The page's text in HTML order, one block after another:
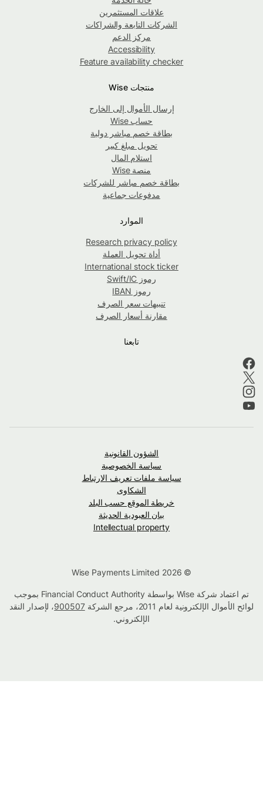
علاقات المستثمرين
الشركات التابعة والشراكات
مركز الدعم
Accessibility
Feature availability checker
منتجات Wise
إرسال الأموال إلى الخارج
حساب Wise
بطاقة خصم مباشر دولية
تحويل مبلغ كبير
استلام المال
منصة Wise
بطاقة خصم مباشر للشركات
مدفوعات جماعية
الموارد
Research privacy policy
أداة تحويل العملة
International stock ticker
رموز Swift/IC
رموز IBAN
تنبيهات سعر الصرف
مقارنة أسعار الصرف
تابعنا
الشؤون القانونية
سياسة الخصوصية
سياسة ملفات تعريف الارتباط
الشكاوى
خريطة الموقع حسب البلد
بيان العبودية الحديثة
Intellectual property
تم اعتماد شركة Wise بواسطة Financial Conduct Authority بموجب
لوائح الأموال الإلكترونية لعام 2011، مرجع الشركة
900507، لإصدار النقد
الإلكتروني.